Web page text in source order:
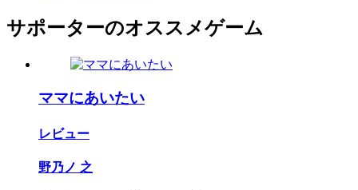
サポーターのオススメゲーム
ママにあいたい
レビュー
野乃ノ 之